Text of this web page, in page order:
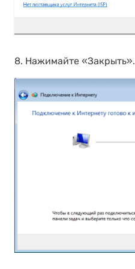
8. Нажимайте «Закрыть».